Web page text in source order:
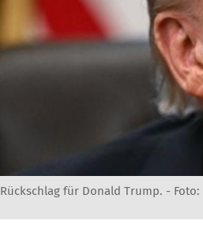
Rückschlag für Donald Trump. - Foto: